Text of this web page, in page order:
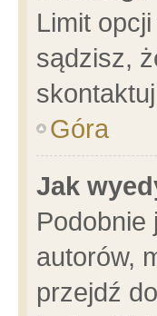
Limit
sądzisz,
Góra
Jak
Podobnie
autorów,
przejdź